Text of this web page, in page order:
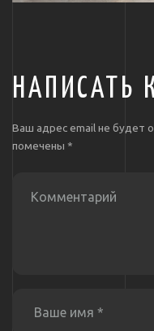
НАПИСАТЬ
Ваш адрес email не будет
помечены *